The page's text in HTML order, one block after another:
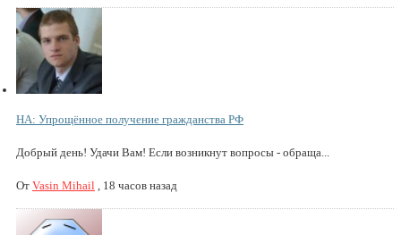
НА: Упрощённое получение гражданства РФ
Добрый день! Удачи Вам! Если возникнут вопросы - обраща...
От Vasin Mihail 18 часов назад